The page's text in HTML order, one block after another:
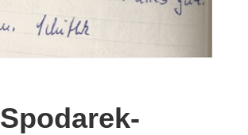
Spodarek-